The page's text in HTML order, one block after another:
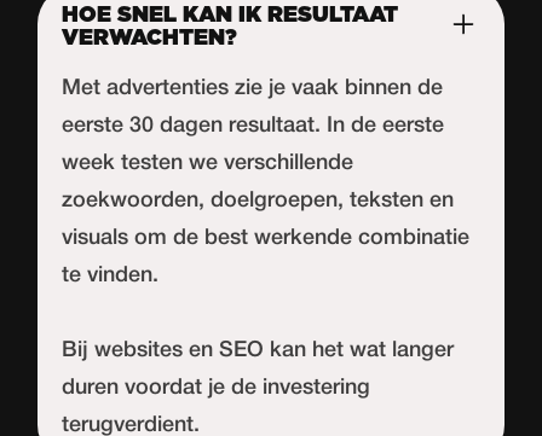
HOE SNEL KAN IK RESULTAAT
VERWACHTEN?
Met advertenties zie je vaak binnen de
eerste 30 dagen resultaat. In de eerste
week testen we verschillende
zoekwoorden, doelgroepen, teksten en
visuals om de best werkende combinatie
te vinden.
Bij websites en SEO kan het wat langer
duren voordat je de investering
terugverdient.